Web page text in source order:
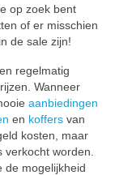
op zoek bent
of er misschien
de sale zijn!
regelmatig
Wanneer
aanbiedingen
en koffers van
kosten, maar
worden.
de mogelijkheid